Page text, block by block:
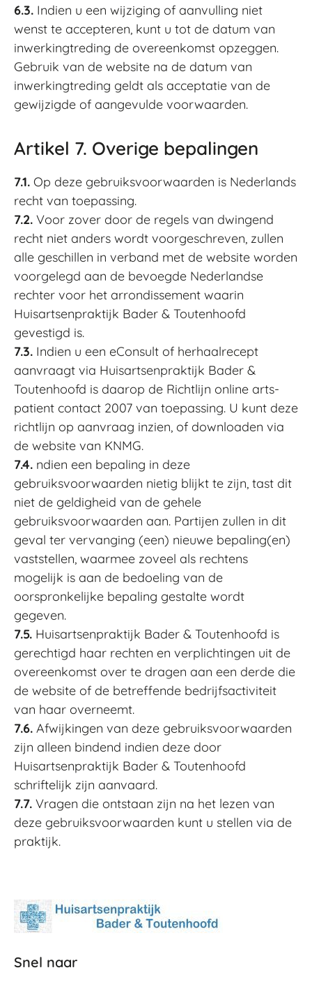
6.3. Indien u een wijziging of aanvulling niet
wenst te accepteren, kunt u tot de datum van
inwerkingtreding de overeenkomst opzeggen.
Gebruik van de website na de datum van
inwerkingtreding geldt als acceptatie van de
gewijzigde of aangevulde voorwaarden.
Artikel 7. Overige bepalingen
7.1. Op deze gebruiksvoorwaarden is Nederlands
recht van toepassing.
7.2. Voor zover door de regels van dwingend
recht niet anders wordt voorgeschreven, zullen
alle geschillen in verband met de website worden
voorgelegd aan de bevoegde Nederlandse
rechter voor het arrondissement waarin
Huisartsenpraktijk Bader & Toutenhoofd
gevestigd is.
7.3. Indien u een eConsult of herhaalrecept
aanvraagt via Huisartsenpraktijk Bader &
Toutenhoofd is daarop de Richtlijn online arts-
patient contact 2007 van toepassing. U kunt deze
richtlijn op aanvraag inzien, of downloaden via
de website van KNMG.
7.4. ndien een bepaling in deze
gebruiksvoorwaarden nietig blijkt te zijn, tast dit
niet de geldigheid van de gehele
gebruiksvoorwaarden aan. Partijen zullen in dit
geval ter vervanging (een) nieuwe bepaling(en)
vaststellen, waarmee zoveel als rechtens
mogelijk is aan de bedoeling van de
oorspronkelijke bepaling gestalte wordt
gegeven.
7.5. Huisartsenpraktijk Bader & Toutenhoofd is
gerechtigd haar rechten en verplichtingen uit de
overeenkomst over te dragen aan een derde die
de website of de betreffende bedrijfsactiviteit
van haar overneemt.
7.6. Afwijkingen van deze gebruiksvoorwaarden
zijn alleen bindend indien deze door
Huisartsenpraktijk Bader & Toutenhoofd
schriftelijk zijn aanvaard.
7.7. Vragen die ontstaan zijn na het lezen van
deze gebruiksvoorwaarden kunt u stellen via de
praktijk.
Snel naar